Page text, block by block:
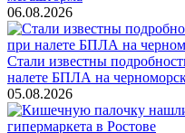
06.08.2026
Стали известны
налете БПЛА на
05.08.2026